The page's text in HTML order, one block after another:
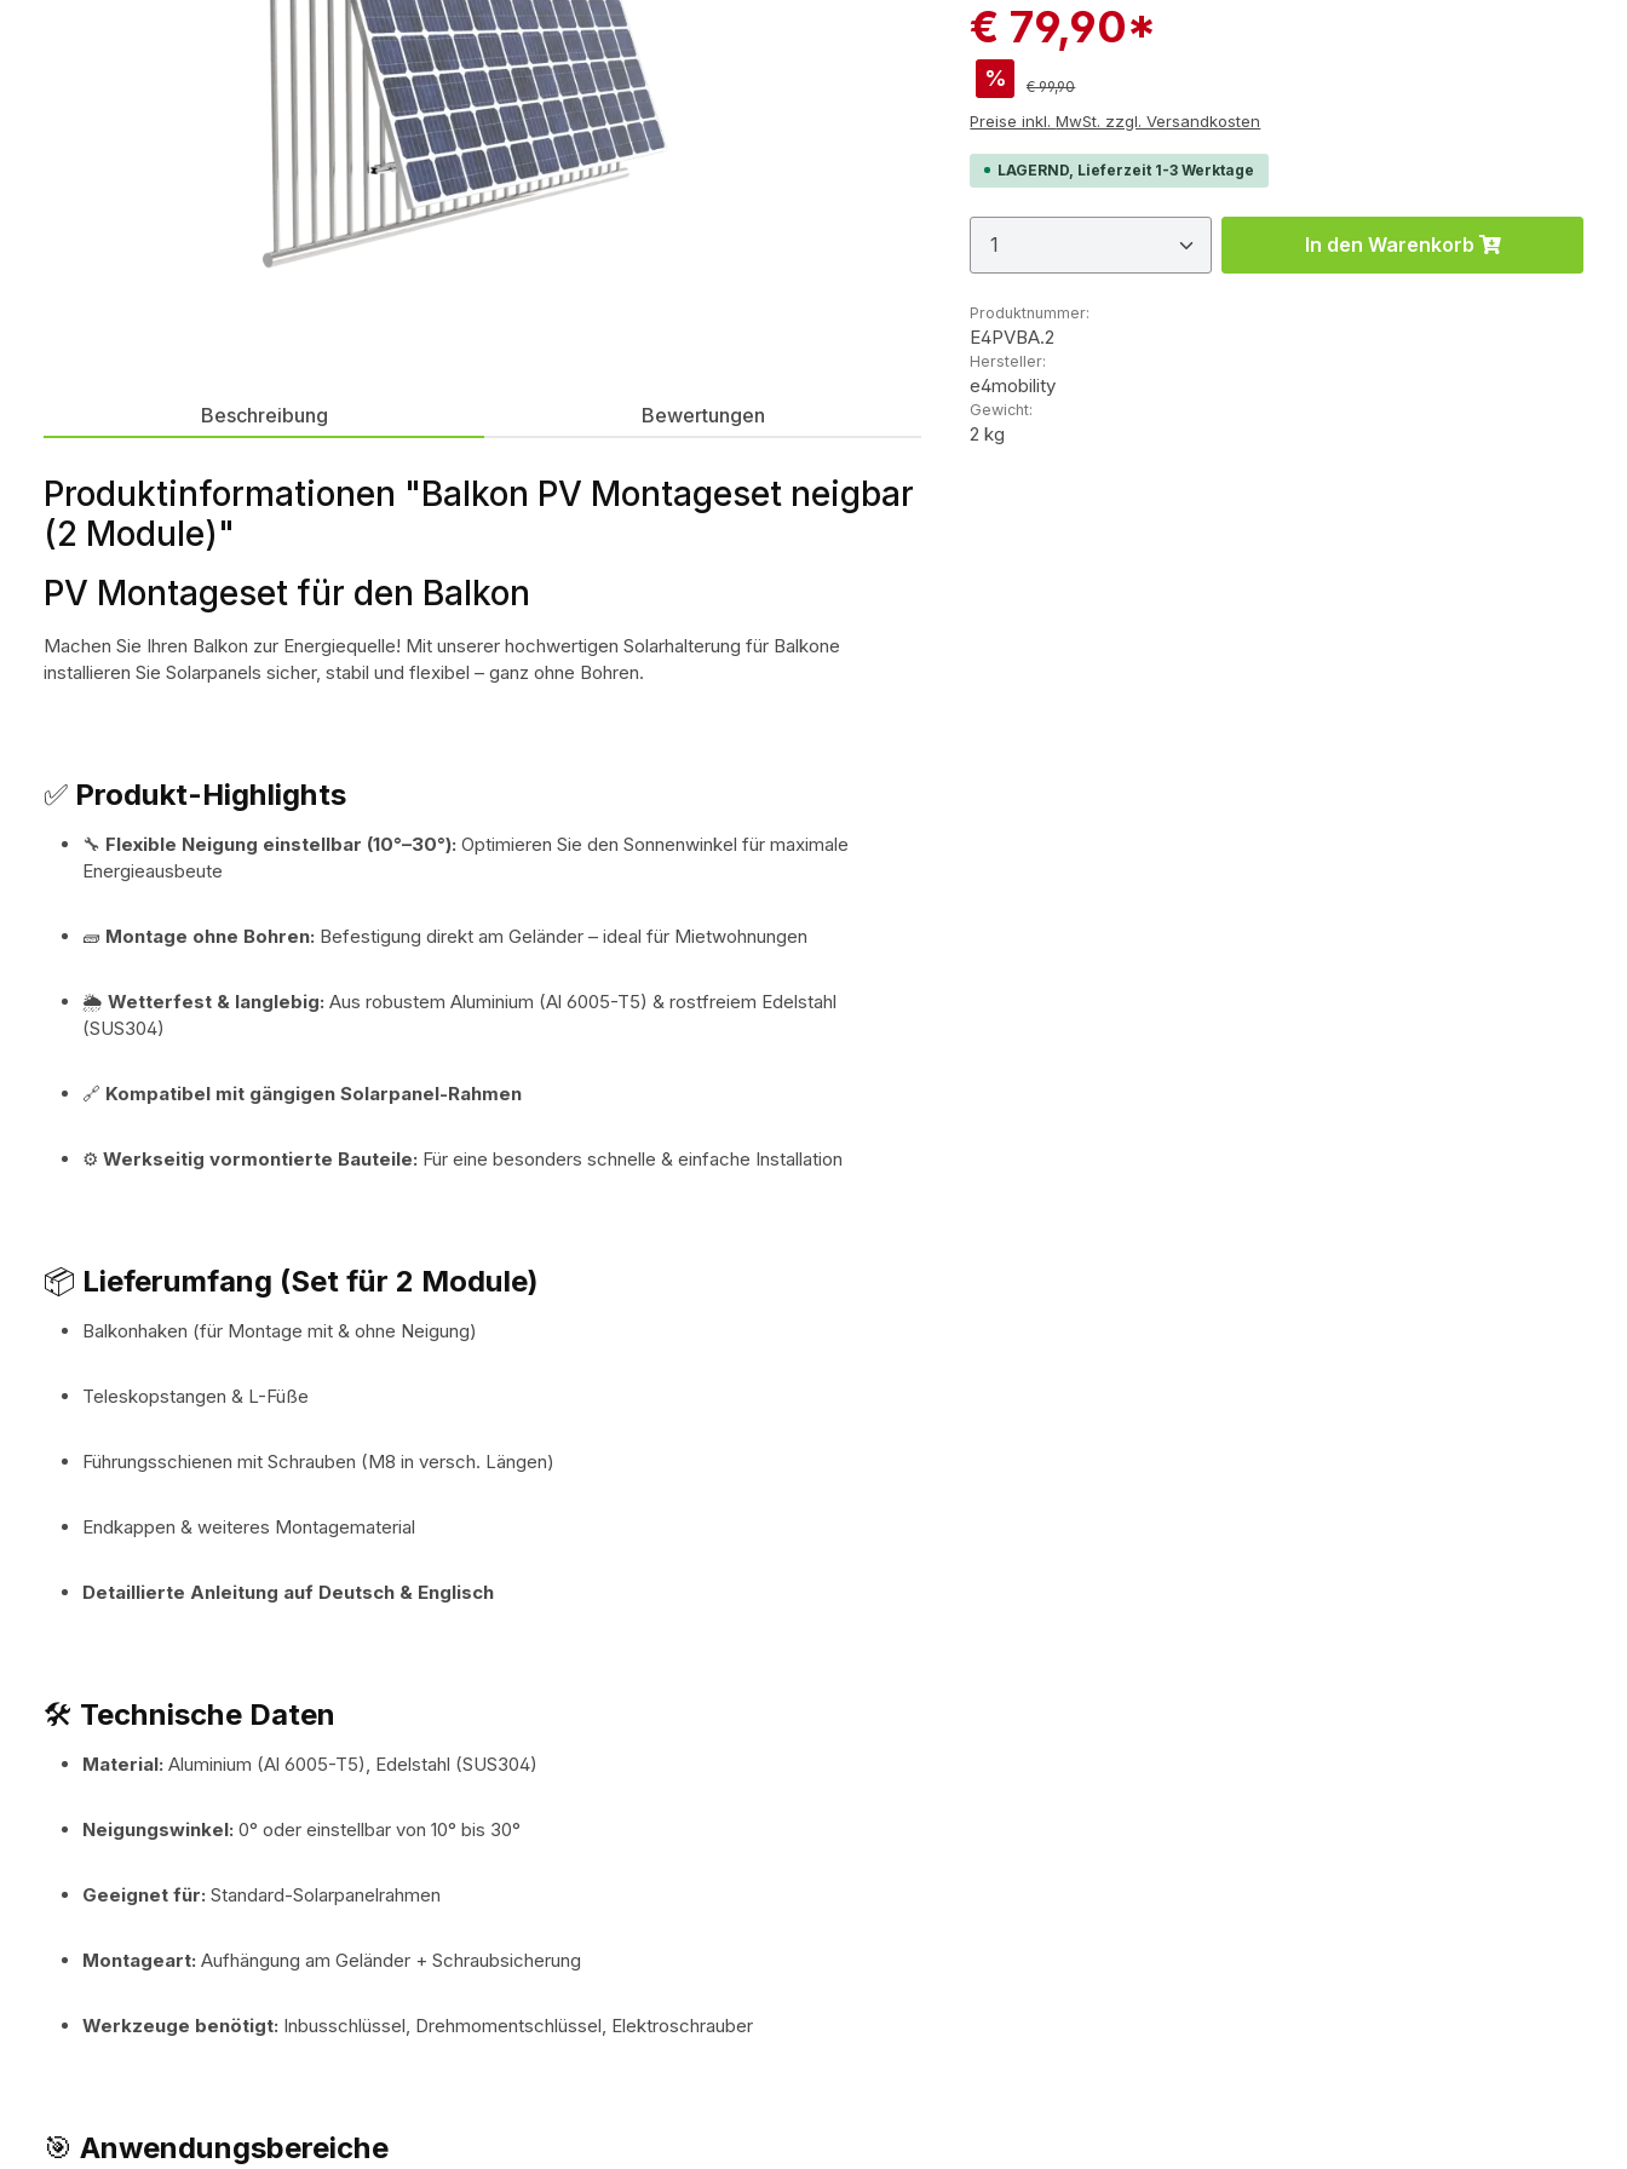
€ 79,90*
% Regulärer Preis:
€ 99,90
Preise inkl. MwSt. zzgl. Versandkosten
LAGERND, Lieferzeit 1-3 Werktage
Produkt Anzahl: Gib den gewünschten Wert
In den Warenkorb
Produktnummer:
E4PVBA.2
Hersteller:
e4mobility
Gewicht:
2 kg
Beschreibung Bewertungen
Produktinformationen "Balkon PV Montageset neigbar
(2 Module)"
PV Montageset für den Balkon
Machen Sie Ihren Balkon zur Energiequelle! Mit unserer hochwertigen Solarhalterung für Balkone
installieren Sie Solarpanels sicher, stabil und flexibel – ganz ohne Bohren.
✅ Produkt-Highlights
🔧 Flexible Neigung einstellbar (10°–30°): Optimieren Sie den Sonnenwinkel für maximale
Energieausbeute
🧱 Montage ohne Bohren: Befestigung direkt am Geländer – ideal für Mietwohnungen
🌦 Wetterfest & langlebig: Aus robustem Aluminium (Al 6005-T5) & rostfreiem Edelstahl
(SUS304)
🔗 Kompatibel mit gängigen Solarpanel-Rahmen
⚙️ Werkseitig vormontierte Bauteile: Für eine besonders schnelle & einfache Installation
📦 Lieferumfang (Set für 2 Module)
Balkonhaken (für Montage mit & ohne Neigung)
Teleskopstangen & L-Füße
Führungsschienen mit Schrauben (M8 in versch. Längen)
Endkappen & weiteres Montagematerial
Detaillierte Anleitung auf Deutsch & Englisch
🛠 Technische Daten
Material: Aluminium (Al 6005-T5), Edelstahl (SUS304)
Neigungswinkel: 0° oder einstellbar von 10° bis 30°
Geeignet für: Standard-Solarpanelrahmen
Montageart: Aufhängung am Geländer + Schraubsicherung
Werkzeuge benötigt: Inbusschlüssel, Drehmomentschlüssel, Elektroschrauber
🎯 Anwendungsbereiche